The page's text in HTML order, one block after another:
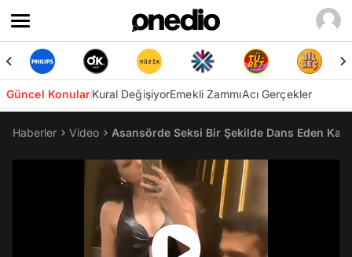
Güncel KonularKural DeğişiyorEmekli ZammıAcı Gerçekler
Haberler Video Asansörde Seksi Bir Şekilde Dans Eden